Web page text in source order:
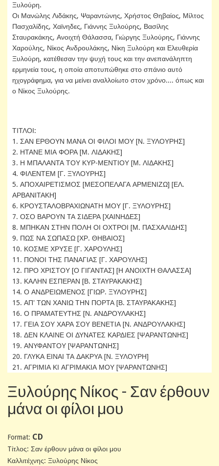
Ξυλούρη.
Οι Μανώλης Λιδάκης, Ψαραντώνης, Χρήστος Θηβαίος, Μίλτος
Πασχαλίδης, Χαϊνηδες, Γιάννης Ξυλούρης, Βασίλης
Σταυρακάκης, Ανοιχτή Θάλασσα, Γιώργης Ξυλούρης, Γιάννης
Χαρούλης, Νίκος Ανδρουλάκης, Νίκη Ξυλούρη και Ελευθερία
Ξυλούρη, κατέθεσαν την ψυχή τους και την ανεπανάληπτη
ερμηνεία τους, η οποία αποτυπώθηκε στο σπάνιο αυτό
ηχογράφημα, για να μείνει αναλλοίωτο στον χρόνο.... όπως και
ο Νίκος Ξυλούρης.
ΤΙΤΛΟΙ:
1. ΣΑΝ ΕΡΘΟΥΝ ΜΑΝΑ ΟΙ ΦΙΛΟΙ ΜΟΥ [Ν. ΞΥΛΟΥΡΗΣ]
2. ΗΤΑΝΕ ΜΙΑ ΦΟΡΑ [Μ. ΛΙΔΑΚΗΣ]
3. Η ΜΠΑΛΑΝΤΑ ΤΟΥ ΚΥΡ-ΜΕΝΤΙΟΥ [Μ. ΛΙΔΑΚΗΣ]
4. ΦΙΛΕΝΤΕΜ [Γ. ΞΥΛΟΥΡΗΣ]
5. ΑΠΟΧΑΙΡΕΤΙΣΜΟΣ [ΜΕΣΟΠΕΛΑΓΑ ΑΡΜΕΝΙΖΩ] [ΕΛ.
ΑΡΒΑΝΙΤΑΚΗ]
6. ΚΡΟΥΣΤΑΛΟΒΡΑΧΙΩΝΑΤΗ ΜΟΥ [Γ. ΞΥΛΟΥΡΗΣ]
7. ΟΣΟ ΒΑΡΟΥΝ ΤΑ ΣΙΔΕΡΑ [ΧΑΙΝΗΔΕΣ]
8. ΜΠΗΚΑΝ ΣΤΗΝ ΠΟΛΗ ΟΙ ΟΧΤΡΟΙ [Μ. ΠΑΣΧΑΛΙΔΗΣ]
9. ΠΩΣ ΝΑ ΣΩΠΑΣΩ [ΧΡ. ΘΗΒΑΙΟΣ]
10. ΚΟΣΜΕ ΧΡΥΣΕ [Γ. ΧΑΡΟΥΛΗΣ]
11. ΠΟΝΟΙ ΤΗΣ ΠΑΝΑΓΙΑΣ [Γ. ΧΑΡΟΥΛΗΣ]
12. ΠΡΟ ΧΡΙΣΤΟΥ [Ο ΓΙΓΑΝΤΑΣ] [Η ΑΝΟΙΧΤΗ ΘΑΛΑΣΣΑ]
13. ΚΑΛΗΝ ΕΣΠΕΡΑΝ [Β. ΣΤΑΥΡΑΚΑΚΗΣ]
14. Ο ΑΝΔΡΕΙΩΜΕΝΟΣ [ΓΙΩΡ. ΞΥΛΟΥΡΗΣ]
15. ΑΠ' ΤΩΝ ΧΑΝΙΩ ΤΗΝ ΠΟΡΤΑ [Β. ΣΤΑΥΡΑΚΑΚΗΣ]
16. Ο ΠΡΑΜΑΤΕΥΤΗΣ [Ν. ΑΝΔΡΟΥΛΑΚΗΣ]
17. ΓΕΙΑ ΣΟΥ ΧΑΡΑ ΣΟΥ ΒΕΝΕΤΙΑ [Ν. ΑΝΔΡΟΥΛΑΚΗΣ]
18. ΔΕΝ ΚΛΑΙΝΕ ΟΙ ΔΥΝΑΤΕΣ ΚΑΡΔΙΕΣ [ΨΑΡΑΝΤΩΝΗΣ]
19. ΑΝΥΦΑΝΤΟΥ [ΨΑΡΑΝΤΩΝΗΣ]
20. ΓΛΥΚΑ ΕΙΝΑΙ ΤΑ ΔΑΚΡΥΑ [Ν. ΞΥΛΟΥΡΗ]
21. ΑΓΡΙΜΙΑ ΚΙ ΑΓΡΙΜΑΚΙΑ ΜΟΥ [ΨΑΡΑΝΤΩΝΗΣ]
Ξυλούρης Νίκος - Σαν έρθουν
μάνα οι φίλοι μου
Format: CD
Tίτλος: Σαν έρθουν μάνα οι φίλοι μου
Καλλιτέχνης: Ξυλούρης Νίκος